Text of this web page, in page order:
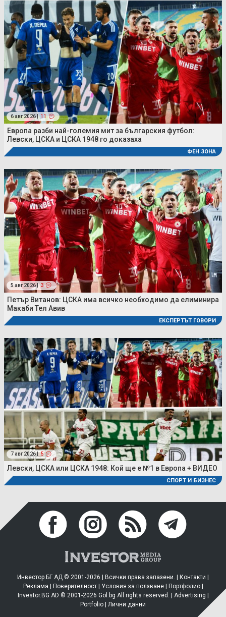
6 авг 2026 | 11
Европа разби най-големия мит за българския футбол:
Левски, ЦСКА и ЦСКА 1948 го доказаха
ФЕН ЗОНА
5 авг 2026 | 3
Петър Витанов: ЦСКА има всичко необходимо да елиминира
Макаби Тел Авив
ЕКСПЕРТЪТ ГОВОРИ
7 авг 2026 | 5
Левски, ЦСКА или ЦСКА 1948: Кой ще е №1 в Европа + ВИДЕО
СПОРТ И БИЗНЕС
Инвестор.БГ АД © 2001-2026 | Всички права запазени. | Контакти
Реклама
Поверителност| Условия за ползване| Портфолио|
Investor.BG AD © 2001-2026 Gol.bg All rights reserved. | Advertising
Portfolio
Лични данни